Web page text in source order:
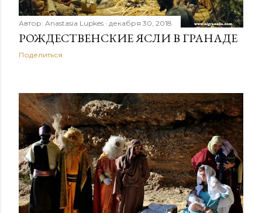
Автор: Anastasia Lupkes декабря 30, 2018
РОЖДЕСТВЕНСКИЕ ЯСЛИ В ГРАНАДЕ
Поделиться